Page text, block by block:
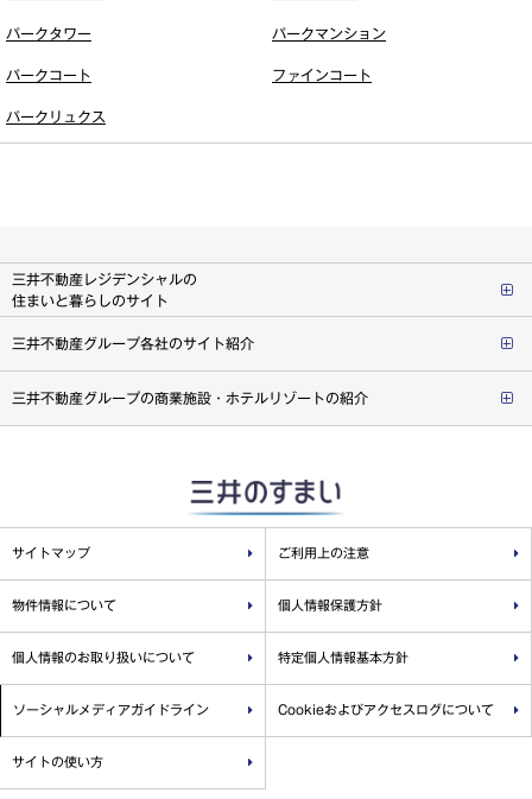
パークタワー パークマンション
パークコート ファインコート
パークリュクス
三井不動産レジデンシャルの
住まいと暮らしのサイト
三井不動産グループ各社のサイト紹介
三井不動産グループの商業施設・ホテルリゾートの紹介
サイトマップ ご利用上の注意
物件情報について 個人情報保護方針
個人情報のお取り扱いについて 特定個人情報基本方針
ソーシャルメディアガイドライン Cookieおよびアクセスログについて
サイトの使い方